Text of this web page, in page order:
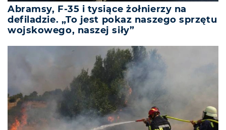
Abramsy, F-35 i tysiące żołnierzy na
defiladzie. „To jest pokaz naszego sprzętu
wojskowego, naszej siły”